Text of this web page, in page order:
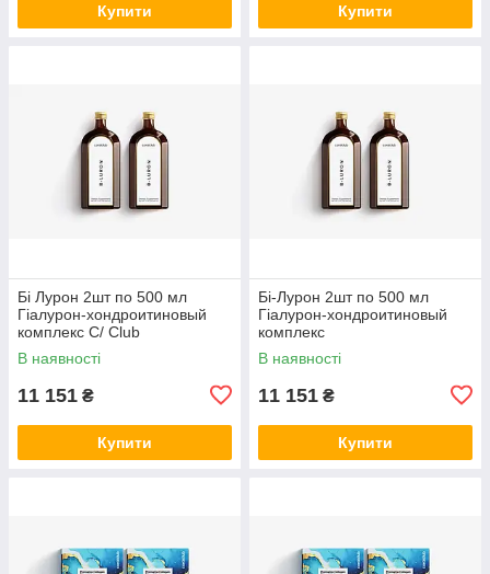
Купити Купити
Бі Лурон 2шт по 500 мл
Гіалурон-хондроитиновый
комплекс С/ Club
В наявності
11 151 ₴
Купити
Бі-Лурон 2шт по 500 мл
Гіалурон-хондроитиновый
комплекс
В наявності
11 151 ₴
Купити